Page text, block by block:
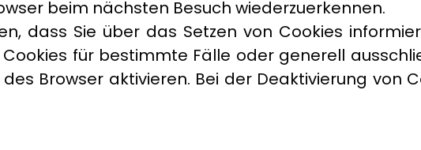
beim nächsten Besuch wiederzuerkennen.
dass Sie über das Setzen von Cookies
für bestimmte Fälle oder generell
Browser aktivieren. Bei der Deaktivierung von